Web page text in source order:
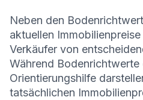
Neben den
aktuellen
Verkäufer von
Während
Orientierungshilfe
tatsächlichen